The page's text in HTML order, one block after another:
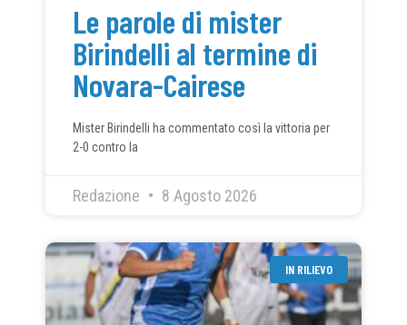
Le parole di mister
Birindelli al termine di
Novara-Cairese
Mister Birindelli ha commentato così la vittoria per
2-0 contro la
Redazione 8 Agosto 2026
IN RILIEVO